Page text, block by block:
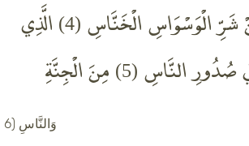
النَّاسِ (3) مِنْ شَرِّ الْوَسْوَاسِ الْخَنَّاسِ (4) الَّذِي
النَّاسِ (5) مِنَ الْجِنَّةِ
وَالنَّاسِ (6